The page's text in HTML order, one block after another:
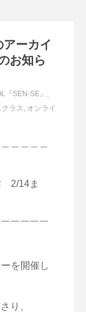
ーカイ
お知ら
『SEN-SE』 ,
ラス, オンライ
2/14ま
￣￣￣￣
を開催し
り、